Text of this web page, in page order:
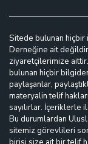
Sitede bulunan hiçbir
Derneğine ait
ziyaretçilerimize
bulunan hiçbir
paylaşanlar,
materyalin telif
sayılırlar. İçeriklerle
Bu durumlardan
sitemiz görevlileri